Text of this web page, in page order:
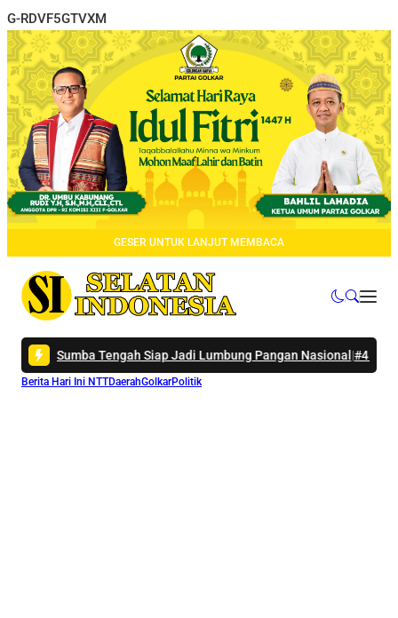
G-RDVF5GTVXM
GESER UNTUK LANJUT MEMBACA
Tengah Siap Jadi Lumbung Pangan Nasional|#4 -Tunda ke
Berita Hari Ini NTTDaerahGolkarPolitik